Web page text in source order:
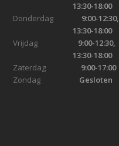
13:30-18:00
Donderdag 9:00-12:30,
13:30-18:00
Vrijdag 9:00-12:30,
13:30-18:00
Zaterdag 9:00-17:00
Zondag Gesloten